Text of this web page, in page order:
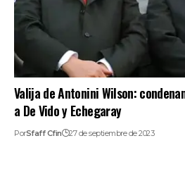
Valija de Antonini Wilson:
a De Vido y Echegaray
PorSfaff Cfin 27 de septiembre de 2023